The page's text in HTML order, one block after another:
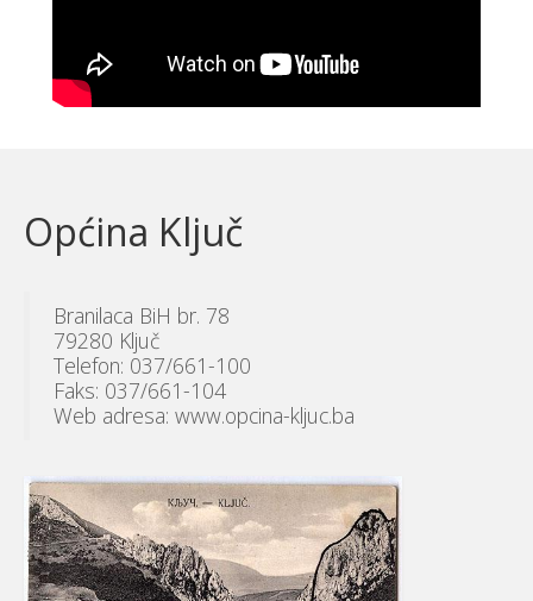
Općina Ključ
Branilaca BiH br. 78
79280 Ključ
Telefon: 037/661-100
Faks: 037/661-104
Web adresa: www.opcina-kljuc.ba